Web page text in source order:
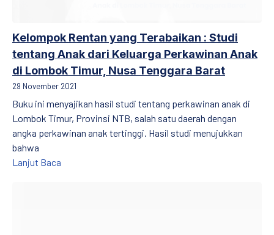
Kelompok Rentan yang Terabaikan : Studi
tentang Anak dari Keluarga Perkawinan Anak
di Lombok Timur, Nusa Tenggara Barat
29 November 2021
Buku ini menyajikan hasil studi tentang perkawinan anak di
Lombok Timur, Provinsi NTB, salah satu daerah dengan
angka perkawinan anak tertinggi. Hasil studi menujukkan
bahwa
Lanjut Baca